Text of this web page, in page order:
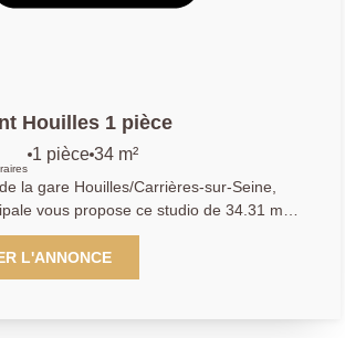
Houilles 1 pièce
1 pièce 34 m²
la gare Houilles/Carrières-sur-Seine,
vous propose ce studio de 34.31 m2
vie avec cuisine et coin bureau, un
accueillir deux grands lits, une salle
de ce bien. À visiter rapidement!
L'ANNONCE